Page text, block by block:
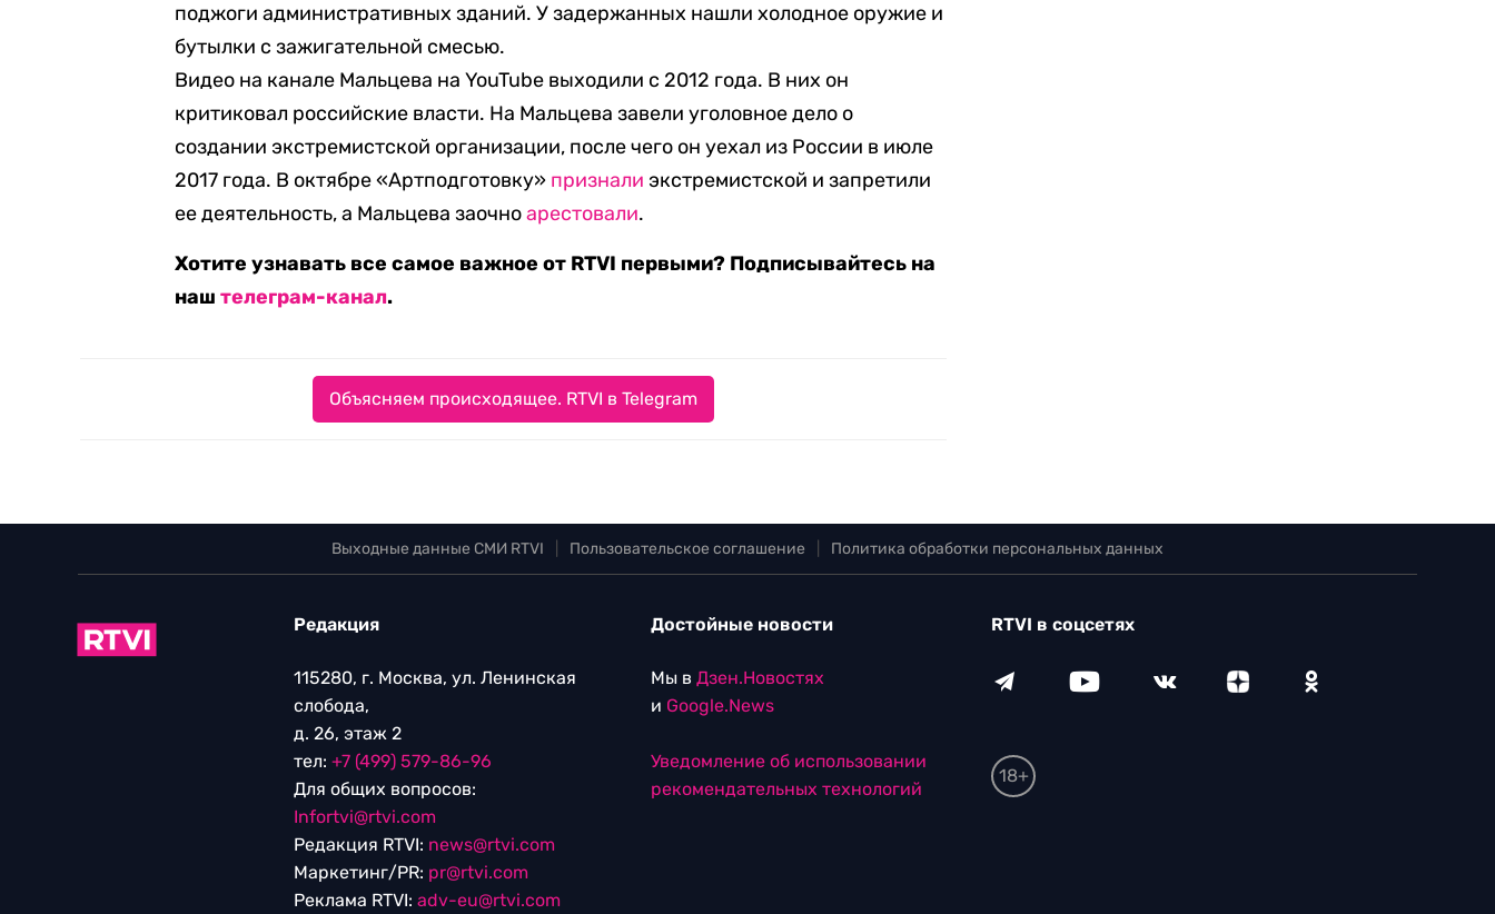
поджоги административных зданий. У задержанных нашли холодное оружие и
бутылки с зажигательной смесью.
Видео на канале Мальцева на YouTube выходили с 2012 года. В них он
критиковал российские власти. На Мальцева завели уголовное дело о
создании экстремистской организации, после чего он уехал из России в июле
2017 года. В октябре «Артподготовку» признали экстремистской и запретили
ее деятельность, а Мальцева заочноарестовали.
Хотите узнавать все самое важное от RTVI первыми? Подписывайтесь на
наштелеграм-канал.
Объясняем происходящее. RTVI в Telegram
Выходные данные СМИ RTVI Пользовательское соглашение Политика обработки персональных данных
Редакция
115280, г. Москва, ул. Ленинская
слобода,
д. 26, этаж 2
тел: +7 (499) 579-86-96
Для общих вопросов:
Infortvi@rtvi.com
Редакция RTVI: news@rtvi.com
Маркетинг/PR: pr@rtvi.com
Реклама RTVI: adv-eu@rtvi.com
Достойные новости
Мы в Дзен.Новостях
и Google.News
Уведомление об использовании
рекомендательных технологий
RTVI в соцсетях
18+